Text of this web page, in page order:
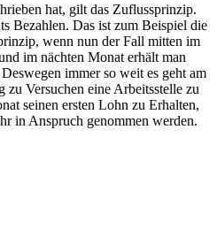
hat, gilt das Zuflussprinzip.
Bezahlen. Das ist zum Beispiel die
wenn nun der Fall mitten im
im nächten Monat erhält man
immer so weit es geht am
zu Versuchen eine Arbeitsstelle zu
seinen ersten Lohn zu Erhalten,
in Anspruch genommen werden.